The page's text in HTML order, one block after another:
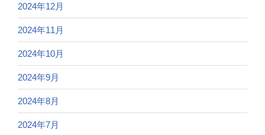
2024年12月
2024年11月
2024年10月
2024年9月
2024年8月
2024年7月